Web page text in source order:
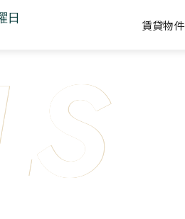
日
賃貸物件